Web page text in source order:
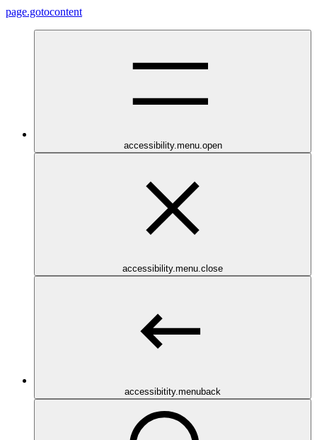
page.gotocontent
accessibility.menu.open
accessibility.menu.close
accessibitity.menuback